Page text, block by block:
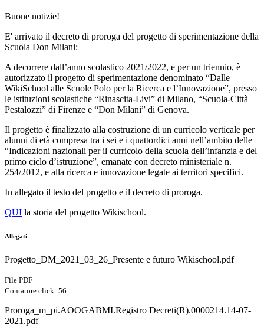
Buone notizie!
E' arrivato il decreto di proroga del progetto di sperimentazione della
Scuola Don Milani:
A decorrere dall’anno scolastico 2021/2022, e per un triennio, è
autorizzato il progetto di sperimentazione denominato “Dalle
WikiSchool alle Scuole Polo per la Ricerca e l’Innovazione”, presso
le istituzioni scolastiche “Rinascita-Livi” di Milano, “Scuola-Città
Pestalozzi” di Firenze e “Don Milani” di Genova.
Il progetto è finalizzato alla costruzione di un curricolo verticale per
alunni di età compresa tra i sei e i quattordici anni nell’ambito delle
“Indicazioni nazionali per il curricolo della scuola dell’infanzia e del
primo ciclo d’istruzione”, emanate con decreto ministeriale n.
254/2012, e alla ricerca e innovazione legate ai territori specifici.
In allegato il testo del progetto e il decreto di proroga.
QUI la storia del progetto Wikischool.
Allegati
Progetto_DM_2021_03_26_Presente e futuro Wikischool.pdf
File PDF
Contatore click: 56
Proroga_m_pi.AOOGABMI.Registro Decreti(R).0000214.14-07-
2021.pdf